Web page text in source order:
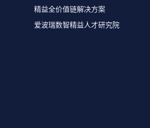
精益全价值链解决方案
爱波瑞数智精益人才研究院